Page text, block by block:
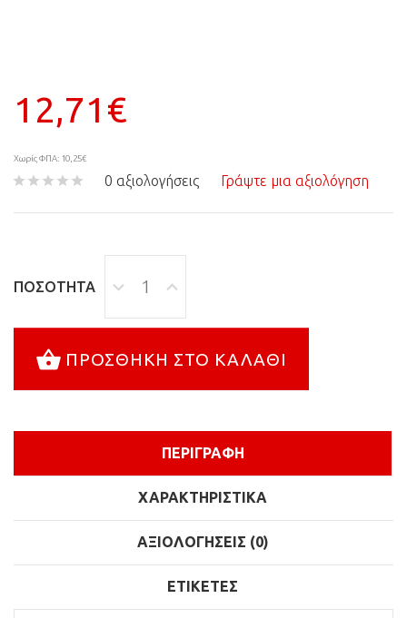
12,71€
Χωρίς ΦΠΑ: 10,25€
0 αξιολογήσεις Γράψτε μια αξιολόγηση
ΠΟΣΌΤΗΤΑ
ΠΡΟΣΘΉΚΗ ΣΤΟ ΚΑΛΆΘΙ
ΠΕΡΙΓΡΑΦΉ
ΧΑΡΑΚΤΗΡΙΣΤΙΚΆ
ΑΞΙΟΛΟΓΉΣΕΙΣ (0)
ΕΤΙΚΈΤΕΣ